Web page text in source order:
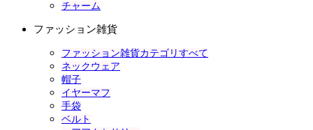
チャーム
ファッション雑貨
ファッション雑貨カテゴリすべて
ネックウェア
帽子
イヤーマフ
手袋
ベルト